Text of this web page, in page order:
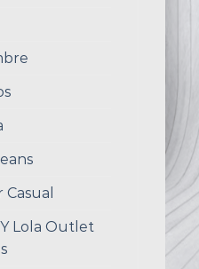
Lola Outlet